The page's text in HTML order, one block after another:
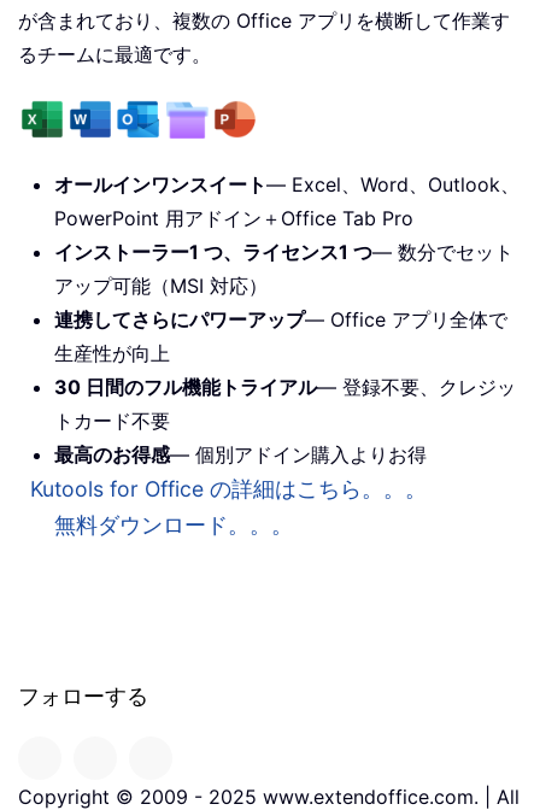
が含まれており、複数の Office アプリを横断して作業す
るチームに最適です。
オールインワンスイート— Excel、Word、Outlook、
PowerPoint 用アドイン＋Office Tab Pro
インストーラー1 つ、ライセンス1 つ— 数分でセット
アップ可能（MSI 対応）
連携してさらにパワーアップ— Office アプリ全体で
生産性が向上
30 日間のフル機能トライアル— 登録不要、クレジッ
トカード不要
最高のお得感— 個別アドイン購入よりお得
Kutools for Office の詳細はこちら。。。
無料ダウンロード。。。
フォローする
Copyright © 2009 - 2025 www.extendoffice.com. | All